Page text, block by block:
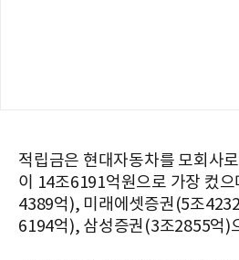
적립금은 현대자동차를 모회사
이 14조6191억원으로 가장 컸
4389억), 미래에셋증권(5조
6194억), 삼성증권(3조2855억)